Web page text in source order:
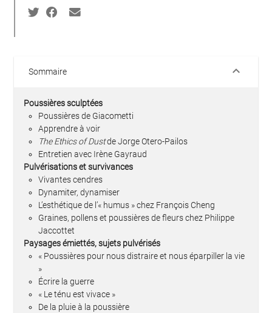
Sommaire keyboard_arrow_down
Poussières sculptées
Poussières de Giacometti
Apprendre à voir
The Ethics of Dustde Jorge Otero-Pailos
Entretien avec Irène Gayraud
Pulvérisations et survivances
Vivantes cendres
Dynamiter, dynamiser
L’esthétique de l’« humus » chez François Cheng
Graines, pollens et poussières de fleurs chez Philippe
Jaccottet
Paysages émiettés, sujets pulvérisés
« Poussières pour nous distraire et nous éparpiller la vie
»
Écrire la guerre
« Le ténu est vivace »
De la pluie à la poussière